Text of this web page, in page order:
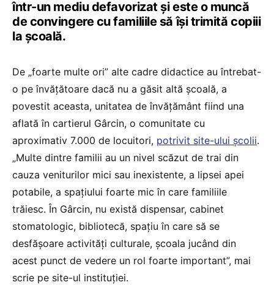
într-un mediu defavorizat și este o muncă
de convingere cu familiile să își trimită copiii
la școală.
De „foarte multe ori” alte cadre didactice au întrebat-
o pe învățătoare dacă nu a găsit altă școală, a
povestit aceasta, unitatea de învățământ fiind una
aflată în cartierul Gârcin, o comunitate cu
aproximativ 7.000 de locuitori, potrivit site-ului școlii.
„Multe dintre familii au un nivel scăzut de trai din
cauza veniturilor mici sau inexistente, a lipsei apei
potabile, a spațiului foarte mic în care familiile
trăiesc. În Gârcin, nu există dispensar, cabinet
stomatologic, bibliotecă, spațiu în care să se
desfășoare activități culturale, școala jucând din
acest punct de vedere un rol foarte important”, mai
scrie pe site-ul instituției.